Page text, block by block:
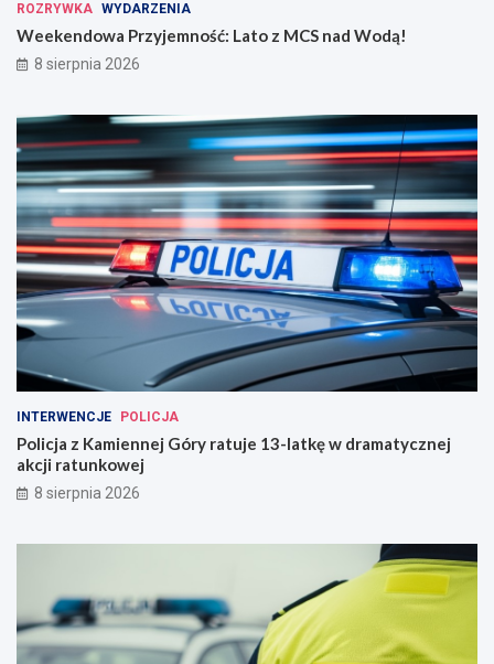
ROZRYWKA WYDARZENIA
Weekendowa Przyjemność: Lato z MCS nad Wodą!
8 sierpnia 2026
INTERWENCJE POLICJA
Policja z Kamiennej Góry ratuje 13-latkę w dramatycznej
akcji ratunkowej
8 sierpnia 2026